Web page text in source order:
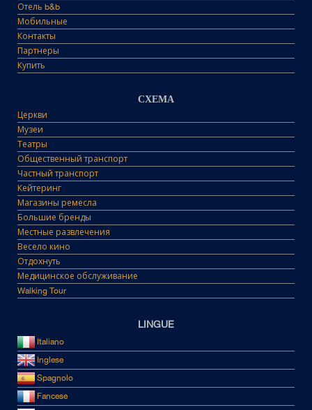
Отель b&b
Мобильные
Контакты
Партнеры
Купить
СХЕМА
Церкви
Музеи
Театры
Общественный транспорт
Частный транспорт
Кейтеринг
Магазины ремесла
Большие бренды
Местные развлечения
Весело кино
Отдохнуть
Медицинское обслуживание
Walking Tour
LINGUE
Italiano
Inglese
Spagnolo
Fancese